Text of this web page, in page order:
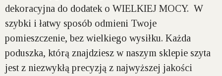
dekoracyjna do dodatek o WIELKIEJ MOCY. W
szybki i łatwy sposób odmieni Twoje
pomieszczenie, bez wielkiego wysiłku. Każda
poduszka, którą znajdziesz w naszym sklepie szyta
jest z niezwykłą precyzją z najwyższej jakości